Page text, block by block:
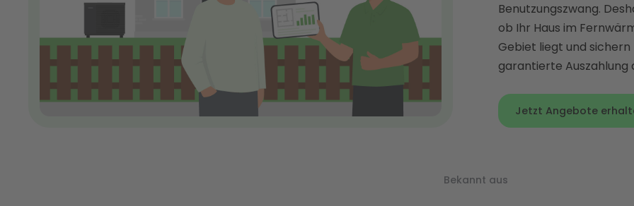
Benutzungszwang.
ob Ihr Haus im
Gebiet liegt und
garantierte Auszahlung
Jetzt Angebote
Bekannt aus